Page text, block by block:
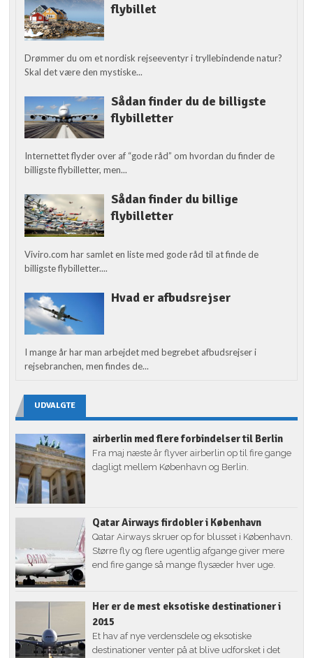
flybillet
Drømmer du om et nordisk rejseeventyr i tryllebindende natur?
Skal det være den mystiske...
Sådan finder du de billigste
flybilletter
Internettet flyder over af “gode råd” om hvordan du finder de
billigste flybilletter, men...
Sådan finder du billige
flybilletter
Viviro.com har samlet en liste med gode råd til at finde de
billigste flybilletter....
Hvad er afbudsrejser
I mange år har man arbejdet med begrebet afbudsrejser i
rejsebranchen, men findes de...
UDVALGTE
airberlin med flere forbindelser til Berlin
Fra maj næste år flyver airberlin op til fire gange
dagligt mellem København og Berlin.
Qatar Airways firdobler i København
Qatar Airways skruer op for blusset i København.
Større fly og flere ugentlig afgange giver mere
end fire gange så mange flysæder hver uge.
Her er de mest eksotiske destinationer i
2015
Et hav af nye verdensdele og eksotiske
destinationer venter på at blive udforsket i det